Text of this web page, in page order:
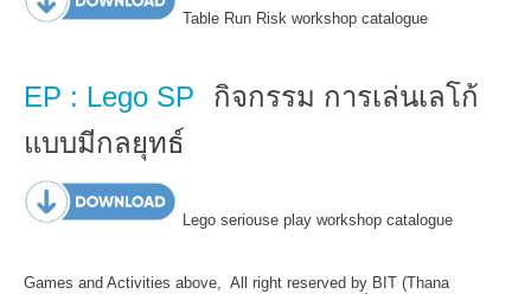
Table Run Risk workshop catalogue
EP : Lego SP
กิจกรรม การเล่นเลโก้
แบบมีกลยุทธ์
Lego seriouse play workshop catalogue
Games and Activities above, All right reserved by BIT (Thana